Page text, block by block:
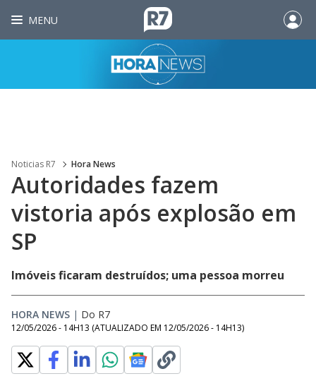
MENU
Noticias R7 Hora News
Autoridades fazem
vistoria após explosão em
SP
Imóveis ficaram destruídos; uma pessoa morreu
HORA NEWS | Do R7
12/05/2026 - 14H13 (ATUALIZADO EM 12/05/2026 - 14H13)